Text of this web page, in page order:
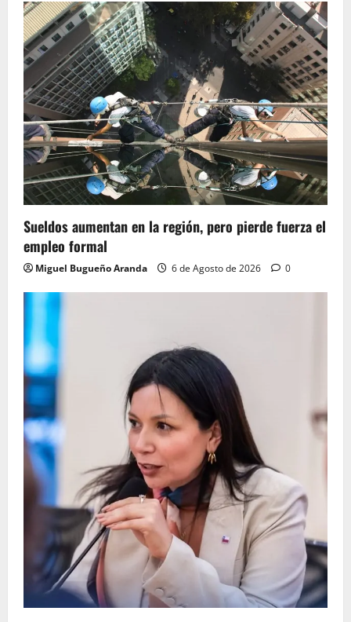
Sueldos aumentan en la región, pero pierde fuerza el
empleo formal
Miguel Bugueño Aranda 6 de Agosto de 2026 0